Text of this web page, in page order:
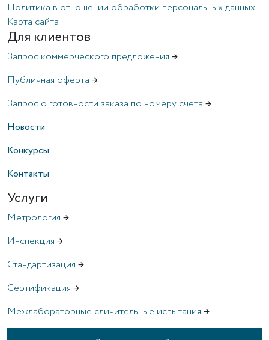
Политика в отношении обработки персональных данных
Карта сайта
Для клиентов
Запрос коммерческого предложения →
Публичная оферта →
Запрос о готовности заказа по номеру счета →
Новости
Конкурсы
Контакты
Услуги
Метрология →
Инспекция →
Стандартизация →
Сертификация →
Межлабораторные сличительные испытания →